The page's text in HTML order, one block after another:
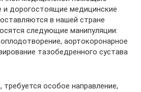
дорогостоящие медицинские
в нашей стране
следующие манипуляции:
аортокоронарное
тазобедренного сустава
особое направление,